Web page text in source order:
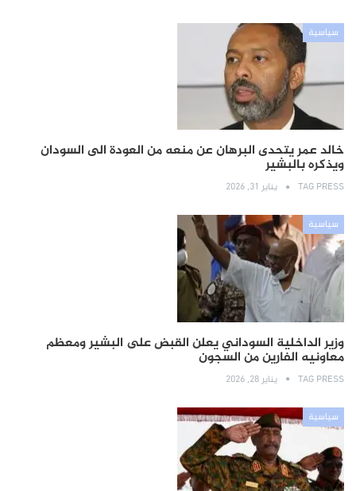
سياسية
خالد عمر يتحدى البرهان عن منعه من العودة الى السودان
ويذكره بالبشير
TAG PRESS يناير 31, 2026
سياسية
وزير الداخلية السوداني يعلن القبض على البشير ومعظم
معاونيه الفارين من السجون
TAG PRESS يناير 28, 2026
سياسية